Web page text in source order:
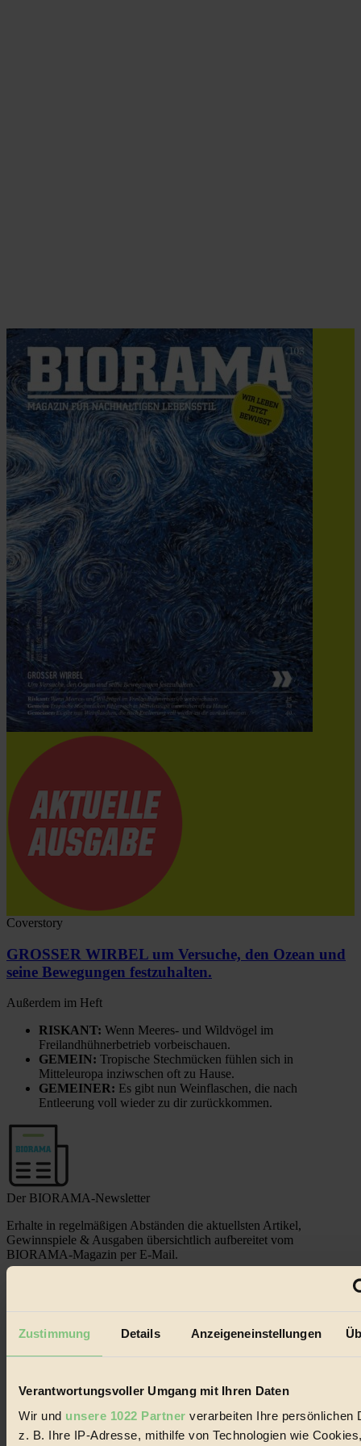
Zustimmung Details Anzeigeneinstellungen
Verantwortungsvoller Umgang mit Ihren Daten
Wir und unsere 1022 Partner verarbeiten Ihre persönlichen
z. B. Ihre IP-Adresse, mithilfe von Technologien wie
Coverstory
GROSSER WIRBEL um Versuche, den Ozean und
seine Bewegungen festzuhalten.
Außerdem im Heft
RISKANT: Wenn Meeres- und Wildvögel im
Freilandhühnerbetrieb vorbeischauen.
GEMEIN: Tropische Stechmücken fühlen sich in
Mitteleuropa inziwschen oft zu Hause.
GEMEINER: Es gibt nun Weinflaschen, die nach
Entleerung voll wieder zu dir zurückkommen.
Der BIORAMA-Newsletter
Erhalte in regelmäßigen Abständen die aktuellsten Artikel,
Gewinnspiele & Ausgaben übersichtlich aufbereitet vom
BIORAMA-Magazin per E-Mail.
© 2026 Biorama GmbH